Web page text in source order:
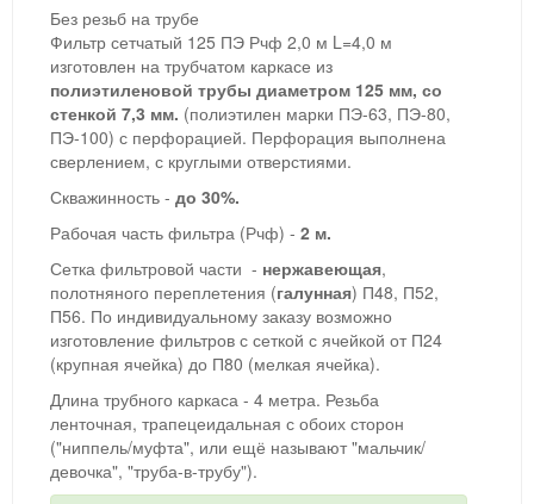
Без резьб на трубе
Фильтр сетчатый 125 ПЭ Рчф 2,0 м L=4,0 м
изготовлен на трубчатом каркасе из
полиэтиленовой трубы диаметром 125 мм, со
стенкой 7,3 мм. (полиэтилен марки ПЭ-63, ПЭ-80,
ПЭ-100) с перфорацией. Перфорация выполнена
сверлением, с круглыми отверстиями.
Скважинность - до 30%.
Рабочая часть фильтра (Рчф) - 2 м.
Сетка фильтровой части - нержавеющая,
полотняного переплетения (галунная) П48, П52,
П56. По индивидуальному заказу возможно
изготовление фильтров с сеткой с ячейкой от П24
(крупная ячейка) до П80 (мелкая ячейка).
Длина трубного каркаса - 4 метра. Резьба
ленточная, трапецеидальная с обоих сторон
("ниппель/муфта", или ещё называют "мальчик/
девочка", "труба-в-трубу").